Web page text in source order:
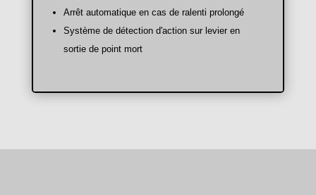
Assurance bris de machine obligatoire: 7% du montant de la
location
Arrêt automatique en cas de ralenti prolongé
Système de détection d'action sur levier en
sortie de point mort